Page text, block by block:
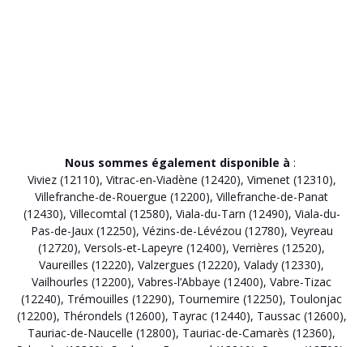
Nous sommes également disponible à :
Viviez (12110), Vitrac-en-Viadène (12420), Vimenet (12310),
Villefranche-de-Rouergue (12200), Villefranche-de-Panat
(12430), Villecomtal (12580), Viala-du-Tarn (12490), Viala-du-
Pas-de-Jaux (12250), Vézins-de-Lévézou (12780), Veyreau
(12720), Versols-et-Lapeyre (12400), Verrières (12520),
Vaureilles (12220), Valzergues (12220), Valady (12330),
Vailhourles (12200), Vabres-l’Abbaye (12400), Vabre-Tizac
(12240), Trémouilles (12290), Tournemire (12250), Toulonjac
(12200), Thérondels (12600), Tayrac (12440), Taussac (12600),
Tauriac-de-Naucelle (12800), Tauriac-de-Camarès (12360),